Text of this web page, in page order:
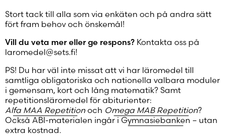
Stort tack till alla som via enkäten och på andra sätt
fört fram behov och önskemål!
Vill du veta mer eller ge respons? Kontakta oss på
laromedel@sets.fi!
PS! Du har väl inte missat att vi har läromedel till
samtliga obligatoriska och nationella valbara moduler
i gemensam, kort och lång matematik? Samt
repetitionsläromedel för abiturienter:
Alfa MAA Repetition och Omega MAB Repetition?
Också ABI-materialen ingår i Gymnasiebanken – utan
extra kostnad.